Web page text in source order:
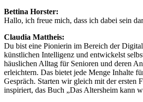
Bettina Horster:
Hallo, ich freue mich, dass ich dabei sein
Claudia Mattheis:
Du bist eine Pionierin im Bereich der
künstlichen Intelligenz und entwickelst
häuslichen Alltag für Senioren und deren
erleichtern. Das bietet jede Menge Inhalte
Gespräch. Starten wir gleich mit der ersten
inspiriert, das Buch „Das Altersheim kann